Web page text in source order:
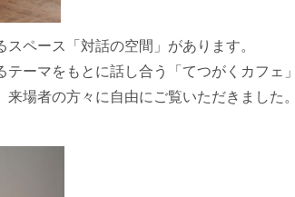
ペース「対話の空間」があります。
ーマをもとに話し合う「てつがくカフェ
場者の方々に自由にご覧いただきました。